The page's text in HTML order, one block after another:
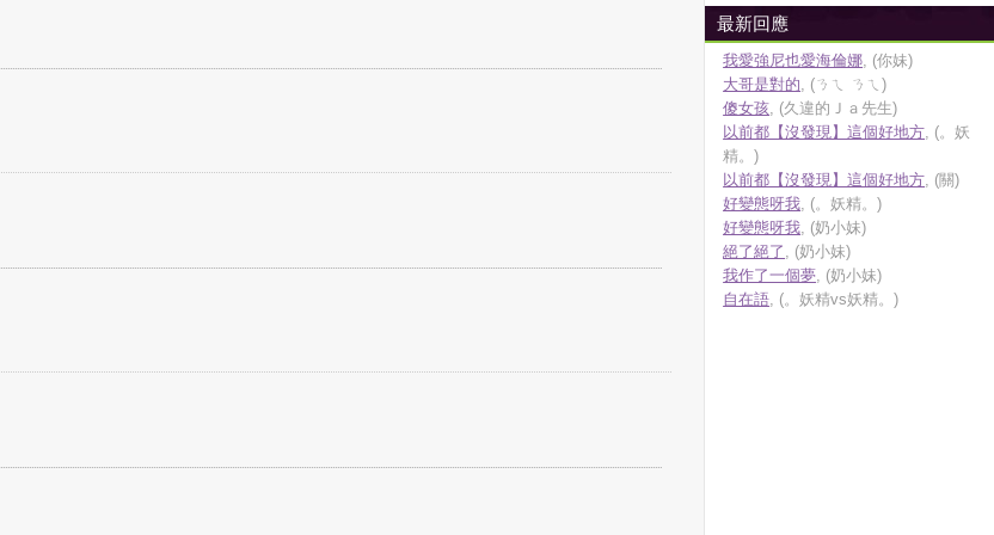
最新回應
我愛強尼也愛海倫娜, (你妹)
大哥是對的, (ㄋㄟ ㄋㄟ)
傻女孩, (久違的Ｊａ先生)
以前都【沒發現】這個好地方, (。妖
精。)
以前都【沒發現】這個好地方, (關)
好變態呀我, (。妖精。)
好變態呀我, (奶小妹)
絕了絕了 , (奶小妹)
我作了一個夢, (奶小妹)
自在語, (。妖精vs妖精。)